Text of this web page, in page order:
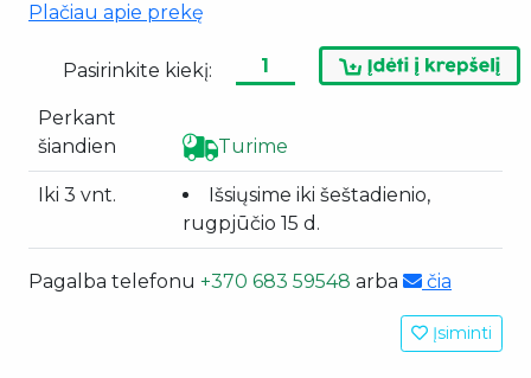
Plačiau apie prekę
Pasirinkite kiekį:
Perkant
šiandien
Turime
Iki 3 vnt.
Išsiųsime iki šeštadienio,
rugpjūčio 15 d.
Pagalba telefonu +370 683 59548 arba čia
Įsiminti